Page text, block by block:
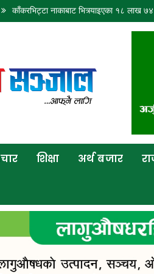
नाकाबाट भित्र्याइएका १८ लाख ७४ हजार
शिक्षा अर्थ बजार